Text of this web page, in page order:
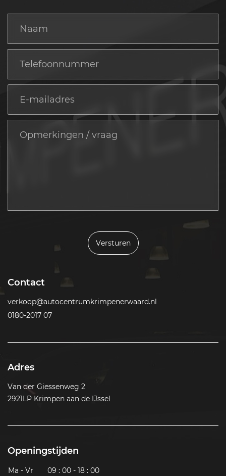
Versturen
Contact
verkoop@autocentrumkrimpenerwaard.nl
0180-2017 07
Adres
Van der Giessenweg 2
2921LP Krimpen aan de IJssel
Openingstijden
Ma - Vr
09 : 00 - 18 : 00